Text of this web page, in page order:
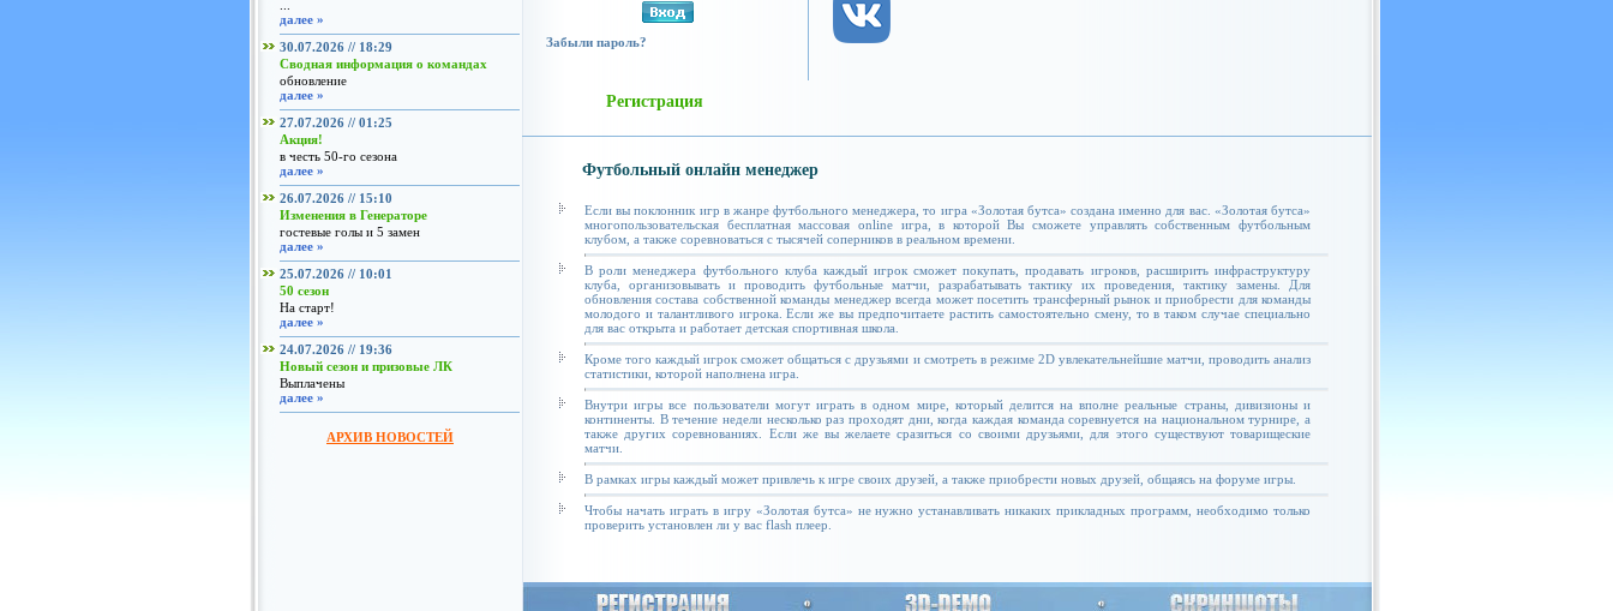
далее »
30.07.2026 // 18:29
Сводная информация о командах
обновление
далее »
27.07.2026 // 01:25
Акция!
в честь 50-го сезона
далее »
26.07.2026 // 15:10
Изменения в Генераторе
гостевые голы и 5 замен
далее »
25.07.2026 // 10:01
50 сезон
На старт!
далее »
24.07.2026 // 19:36
Новый сезон и призовые ЛК
Выплачены
далее »
АРХИВ НОВОСТЕЙ
Забыли пароль?
Регистрация
Футбольный онлайн менеджер
Если вы поклонник игр в жанре футбольного менеджера, то игра «Золотая бутса» создана именно для вас. «Золотая бутса»
многопользовательская бесплатная массовая online игра, в которой Вы сможете управлять собственным футбольным
клубом, а также соревноваться с тысячей соперников в реальном времени.
В роли менеджера футбольного клуба каждый игрок сможет покупать, продавать игроков, расширить инфраструктуру
клуба, организовывать и проводить футбольные матчи, разрабатывать тактику их проведения, тактику замены. Для
обновления состава собственной команды менеджер всегда может посетить трансферный рынок и приобрести для команды
молодого и талантливого игрока. Если же вы предпочитаете растить самостоятельно смену, то в таком случае специально
для вас открыта и работает детская спортивная школа.
Кроме того каждый игрок сможет общаться с друзьями и смотреть в режиме 2D увлекательнейшие матчи, проводить анализ
статистики, которой наполнена игра.
Внутри игры все пользователи могут играть в одном мире, который делится на вполне реальные страны, дивизионы и
континенты. В течение недели несколько раз проходят дни, когда каждая команда соревнуется на национальном турнире, а
также других соревнованиях. Если же вы желаете сразиться со своими друзьями, для этого существуют товарищеские
матчи.
В рамках игры каждый может привлечь к игре своих друзей, а также приобрести новых друзей, общаясь на форуме игры.
Чтобы начать играть в игру «Золотая бутса» не нужно устанавливать никаких прикладных программ, необходимо только
проверить установлен ли у вас flash плеер.